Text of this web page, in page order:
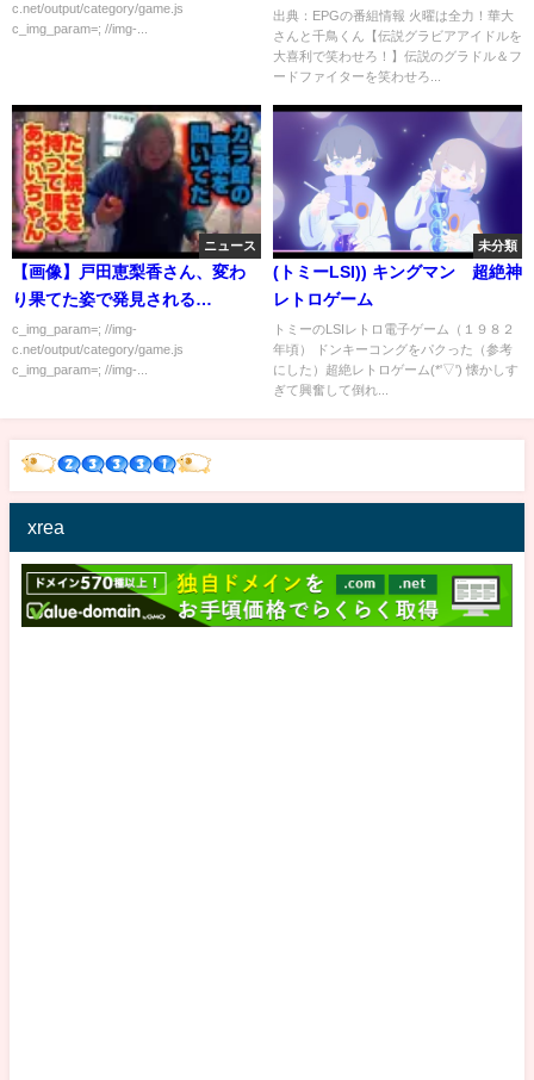
c.net/output/category/game.js
c_img_param=; //img-...
喜利で笑わせろ！】[字]…の番組
内容解析まとめ
出典：EPGの番組情報 火曜は全力！華大
さんと千鳥くん【伝説グラビアアイドルを
大喜利で笑わせろ！】伝説のグラドル＆フ
ードファイターを笑わせろ...
ニュース
【画像】戸田恵梨香さん、変わ
り果てた姿で発見される…
c_img_param=; //img-
c.net/output/category/game.js
c_img_param=; //img-...
未分類
(トミーLSI)) キングマン 超絶神
レトロゲーム
トミーのLSIレトロ電子ゲーム（１９８２
年頃） ドンキーコングをパクった（参考
にした）超絶レトロゲーム(*'▽') 懐かしす
ぎて興奮して倒れ...
xrea